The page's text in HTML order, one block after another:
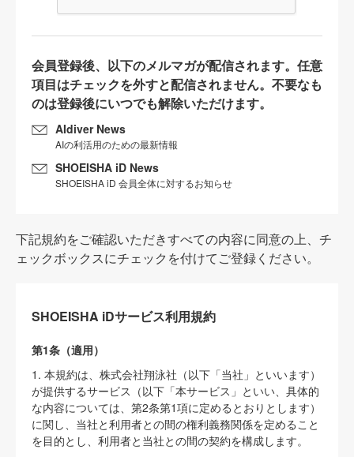
会員登録後、以下のメルマガが配信されます。任意
項目はチェックを外すと配信されません。不要なも
のは登録後にいつでも解除いただけます。
AIdiver News
AIの利活用のための最新情報
SHOEISHA iD News
SHOEISHA iD 会員全体に対するお知らせ
下記規約をご確認いただきすべての内容に同意の上、チ
ェックボックスにチェックを付けてご登録ください。
SHOEISHA iDサービス利用規約
第1条（適用）
1. 本規約は、株式会社翔泳社（以下「当社」といいます）
が提供するサービス（以下「本サービス」といい、具体的
な内容については、第2条第1項に定めるとおりとします）
に関し、当社と利用者との間の権利義務関係を定めること
を目的とし、利用者と当社との間の契約を構成します。